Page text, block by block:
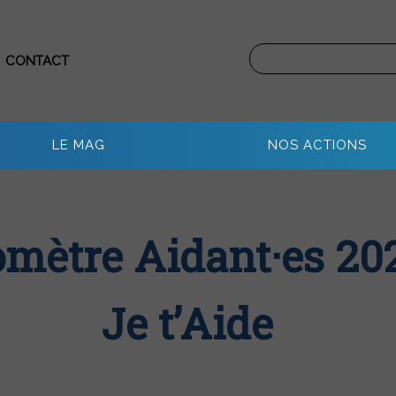
CONTACT
LE MAG NOS ACTIONS
Aidant·es
Je t’Aide